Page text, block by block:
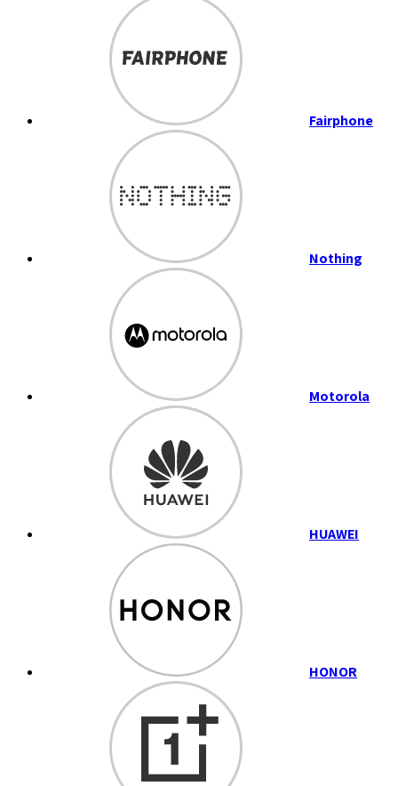
Fairphone
Nothing
Motorola
HUAWEI
HONOR